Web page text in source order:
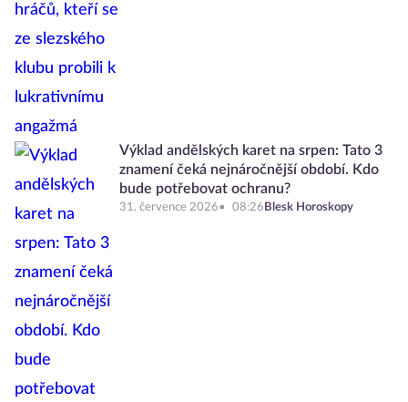
Výklad andělských karet na srpen: Tato 3
znamení čeká nejnáročnější období. Kdo
bude potřebovat ochranu?
31. července 2026 08:26 Blesk Horoskopy